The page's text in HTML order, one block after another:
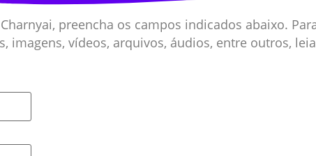
preencha os campos indicados abaixo.
imagens, vídeos, arquivos, áudios, entre outros,